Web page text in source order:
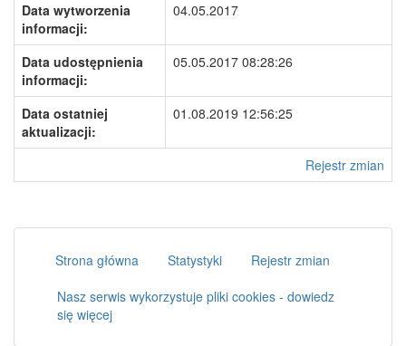
Data wytworzenia
informacji:
04.05.2017
Data udostępnienia
informacji:
05.05.2017 08:28:26
Data ostatniej
aktualizacji:
01.08.2019 12:56:25
Rejestr zmian
Strona główna Statystyki
Rejestr zmian
Nasz serwis wykorzystuje pliki cookies - dowiedz
się więcej